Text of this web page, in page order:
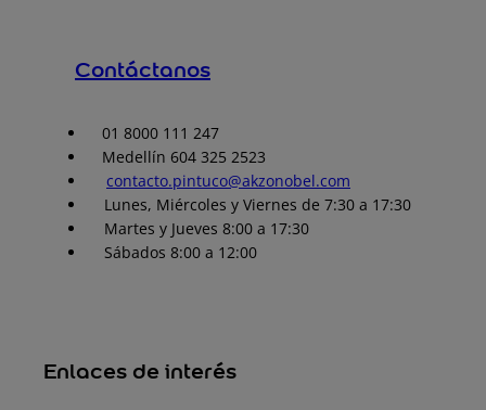
Contáctanos
01 8000 111 247
Medellín 604 325 2523
contacto.pintuco@akzonobel.com
Lunes, Miércoles y Viernes de 7:30 a 17:30
Martes y Jueves 8:00 a 17:30
Sábados 8:00 a 12:00
Enlaces de interés